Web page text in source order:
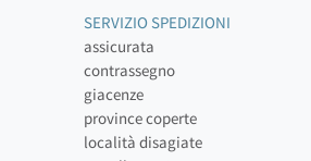
SERVIZIO SPEDIZIONI
assicurata
contrassegno
giacenze
province coperte
località disagiate